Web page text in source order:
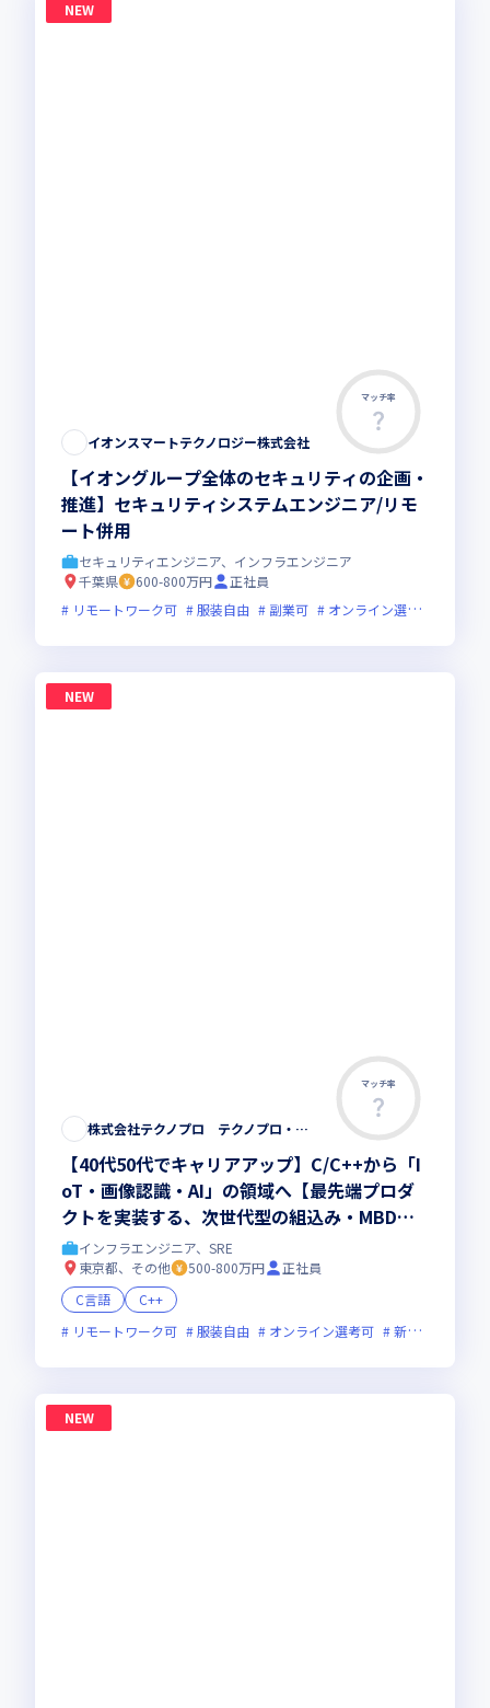
NEW
マッチ率
イオンスマートテクノロジー株式会社
【イオングループ全体のセキュリティの企画・
推進】セキュリティシステムエンジニア/リモ
ート併用
セキュリティエンジニア、インフラエンジニア
千葉県
600-800万円
正社員
リモートワーク可
服装自由 副業可 オンライン選考可
NEW
マッチ率
株式会社テクノプロ テクノプロ・エンジニアリング社
【40代50代でキャリアアップ】C/C++から「I
oT・画像認識・AI」の領域へ【最先端プロダ
クトを実装する、次世代型の組込み・MBDエ
ンジニア】まだ世に出ていない次世代プロダク
ト開発◆最先端の研修200講座以上
インフラエンジニア、SRE
東京都、その他
500-800万円
正社員
C言語
C++
リモートワーク可
服装自由 オンライン選考可 新技術に積極的
NEW